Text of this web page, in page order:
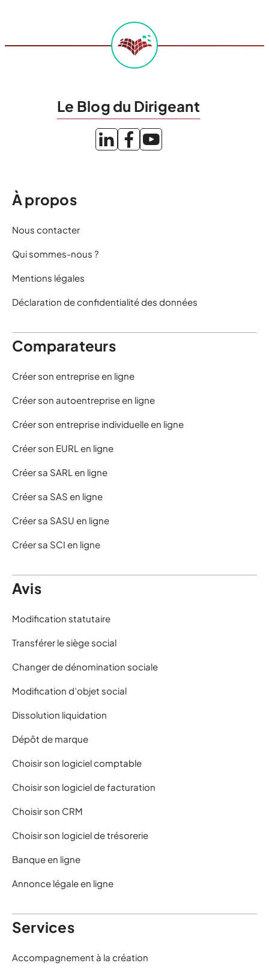
Le Blog du Dirigeant
À propos
Nous contacter
Qui sommes-nous ?
Mentions légales
Déclaration de confidentialité des données
Comparateurs
Créer son entreprise en ligne
Créer son autoentreprise en ligne
Créer son entreprise individuelle en ligne
Créer son EURL en ligne
Créer sa SARL en ligne
Créer sa SAS en ligne
Créer sa SASU en ligne
Créer sa SCI en ligne
Avis
Modification statutaire
Transférer le siège social
Changer de dénomination sociale
Modification d’objet social
Dissolution liquidation
Dépôt de marque
Choisir son logiciel comptable
Choisir son logiciel de facturation
Choisir son CRM
Choisir son logiciel de trésorerie
Banque en ligne
Annonce légale en ligne
Services
Accompagnement à la création